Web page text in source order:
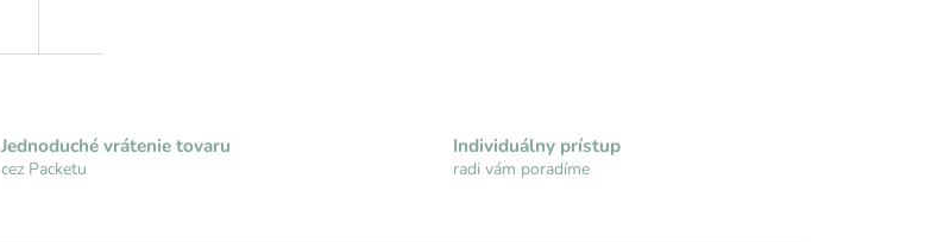
Jednoduché vrátenie tovaru
cez Packetu
Individuálny prístup
radi vám poradíme